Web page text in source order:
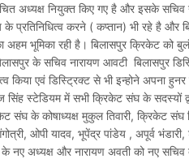
अध्यक्ष नियुक्त किए गए है और इसके सचिव
के प्रतिनिधित्व करने ( कप्तान) भी रहे है और
भूमिका रही है। बिलासपुर क्रिकेट को
के सचिव नारायण आवटी बिलासपुर
किया एवं डिस्ट्रिक्ट से भी इन्होने अपना
सिंह स्टेडियम में सभी क्रिकेट संघ के सदस्यों
संघ के कोषाध्यक्ष मुकुल तिवारी, क्रिकेट संघ
ओपी यादव, भूपेंद्र पांडेय , अपूर्व
नए अध्यक्ष और नारायण अवती को नए